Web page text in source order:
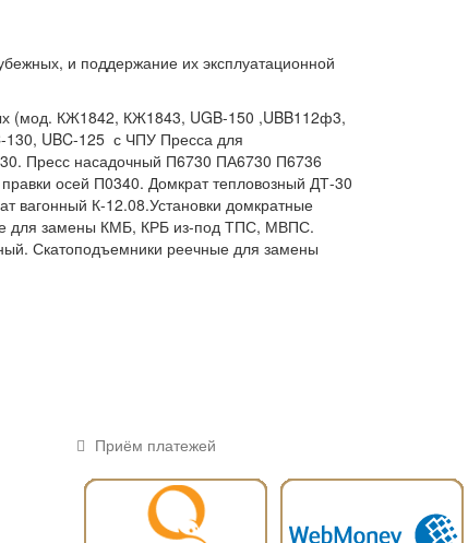
и поддержание их эксплуатационной
(мод. КЖ1842, КЖ1843, UGB-150 ,UBB112ф3,
UBC-125 с ЧПУ Пресса для
Пресс насадочный П6730 ПА6730 П6736
осей П0340. Домкрат тепловозный ДТ-30
К-12.08.Установки домкратные
для замены КМБ, КРБ из-под ТПС, МВПС.
Скатоподъемники реечные для замены
Приём платежей